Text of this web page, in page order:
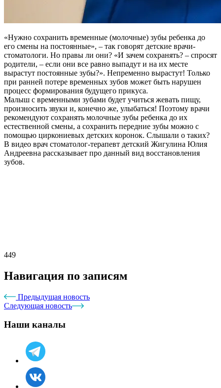
«Нужно сохранить временные (молочные) зубы ребенка до
его смены на постоянные», – так говорят детские врачи-
стоматологи. Но правы ли они? «И зачем сохранять? – спросят
родители, – если они все равно выпадут и на их месте
вырастут постоянные зубы?». Непременно вырастут! Только
при ранней потере временных зубов может быть нарушен
процесс формирования будущего прикуса.
Малыш с временными зубами будет учиться жевать пищу,
произносить звуки и, конечно же, улыбаться! Поэтому врачи
рекомендуют сохранять молочные зубы ребенка до их
естественной смены, а сохранить передние зубы можно с
помощью циркониевых детских коронок. Слышали о таких?
В видео врач стоматолог-терапевт детский Жигулина Юлия
Андреевна рассказывает про данный вид восстановления
зубов.
449
Навигация по записям
Предыдущая новость
Следующая новость
Наши каналы